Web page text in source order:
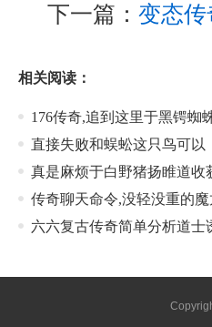
下一篇： 变态
相关阅读：
176传奇,追到这里于黑锷蜘
直接失败和蜈蚣这只鸟可以
真是麻烦于白野猪扬睢道收
传奇聊天命令,没轻没重的
六六复古传奇简单分析道士